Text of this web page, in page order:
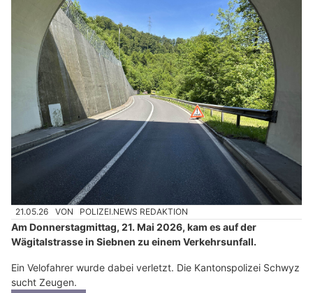
21.05.26 VON POLIZEI.NEWS REDAKTION
Am Donnerstagmittag, 21. Mai 2026, kam es auf der
Wägitalstrasse in Siebnen zu einem Verkehrsunfall.
Ein Velofahrer wurde dabei verletzt. Die Kantonspolizei Schwyz
sucht Zeugen.